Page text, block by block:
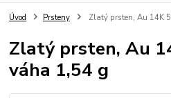
Úvod Prsteny Zlatý prsten, Au 14K
Zlatý prsten, Au
váha 1,54 g